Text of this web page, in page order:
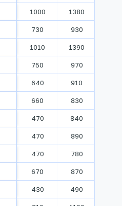
1000 1380
730 930
1010 1390
750 970
640 910
660 830
470 840
470 890
470 780
670 870
430 490